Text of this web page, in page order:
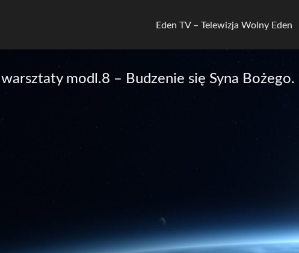
Eden TV – Telewizja Wolny Eden
modl.8 – Budzenie się Syna Bożego.